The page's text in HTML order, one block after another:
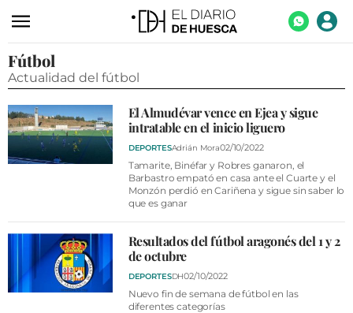
ACTUALIDAD
ECONOMÍA
TECNOLOGÍA
TURISMO
CULTURA
SOCIEDAD
OPINIÓN
Fútbol
Actualidad del fútbol
El Almudévar vence en Ejea y sigue
intratable en el inicio liguero
DEPORTESAdrián Mora02/10/2022
Tamarite, Binéfar y Robres ganaron, el
Barbastro empató en casa ante el Cuarte y el
Monzón perdió en Cariñena y sigue sin saber lo
que es ganar
Resultados del fútbol aragonés del 1 y 2
de octubre
DEPORTESDH02/10/2022
Nuevo fin de semana de fútbol en las
diferentes categorías